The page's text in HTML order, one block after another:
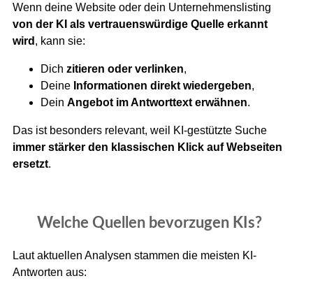
Wenn deine Website oder dein Unternehmenslisting
von der KI als vertrauenswürdige Quelle erkannt
wird , kann sie:
Dich zitieren oder verlinken,
Deine Informationen direkt wiedergeben,
Dein Angebot im Antworttext erwähnen.
Das ist besonders relevant, weil KI-gestützte Suche
immer stärker den klassischen Klick auf Webseiten
ersetzt.
Welche Quellen bevorzugen KIs?
Laut aktuellen Analysen stammen die meisten KI-
Antworten aus: